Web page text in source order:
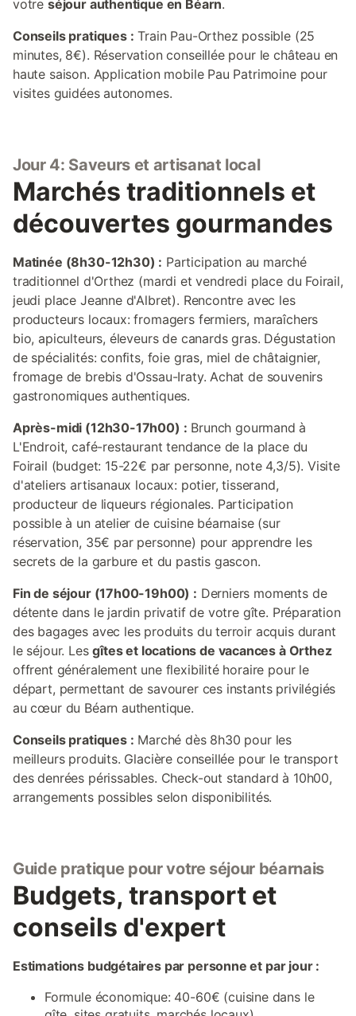
votre séjour authentique en Béarn.
Conseils pratiques : Train Pau-Orthez possible (25
minutes, 8€). Réservation conseillée pour le château en
haute saison. Application mobile Pau Patrimoine pour
visites guidées autonomes.
Jour 4: Saveurs et artisanat local
Marchés traditionnels et
découvertes gourmandes
Matinée (8h30-12h30) : Participation au marché
traditionnel d'Orthez (mardi et vendredi place du Foirail,
jeudi place Jeanne d'Albret). Rencontre avec les
producteurs locaux: fromagers fermiers, maraîchers
bio, apiculteurs, éleveurs de canards gras. Dégustation
de spécialités: confits, foie gras, miel de châtaignier,
fromage de brebis d'Ossau-Iraty. Achat de souvenirs
gastronomiques authentiques.
Après-midi (12h30-17h00) : Brunch gourmand à
L'Endroit, café-restaurant tendance de la place du
Foirail (budget: 15-22€ par personne, note 4,3/5). Visite
d'ateliers artisanaux locaux: potier, tisserand,
producteur de liqueurs régionales. Participation
possible à un atelier de cuisine béarnaise (sur
réservation, 35€ par personne) pour apprendre les
secrets de la garbure et du pastis gascon.
Fin de séjour (17h00-19h00) : Derniers moments de
détente dans le jardin privatif de votre gîte. Préparation
des bagages avec les produits du terroir acquis durant
le séjour. Lesgîtes et locations de vacances à Orthez
offrent généralement une flexibilité horaire pour le
départ, permettant de savourer ces instants privilégiés
au cœur du Béarn authentique.
Conseils pratiques : Marché dès 8h30 pour les
meilleurs produits. Glacière conseillée pour le transport
des denrées périssables. Check-out standard à 10h00,
arrangements possibles selon disponibilités.
Guide pratique pour votre séjour béarnais
Budgets, transport et
conseils d'expert
Estimations budgétaires par personne et par jour :
Formule économique: 40-60€ (cuisine dans le